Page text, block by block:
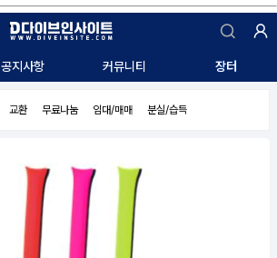
공지사항 커뮤니티
익명게시판
질문/답변
장터
교환 무료나눔 임대/매매 분실/습득